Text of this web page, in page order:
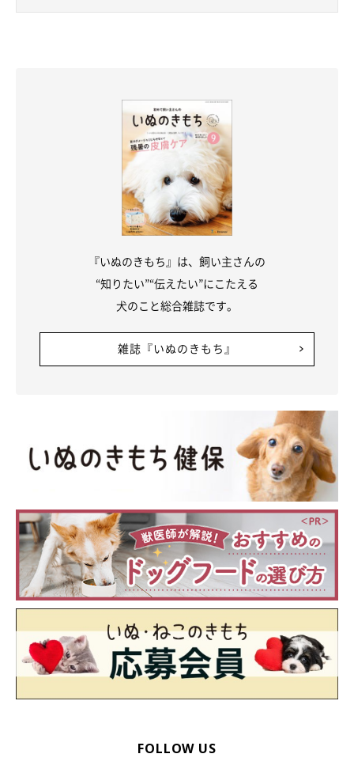
『いぬのきもち』は、飼い主さんの
“知りたい”“伝えたい”にこたえる
犬のこと総合雑誌です。
雑誌『いぬのきもち』
FOLLOW US